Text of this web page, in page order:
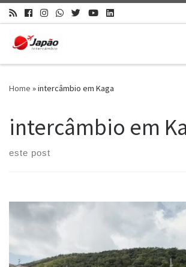
Home »intercâmbio em Kaga
intercâmbio em
este post